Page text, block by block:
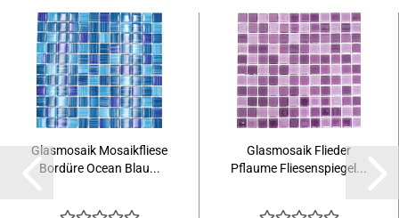
Glasmosaik Mosaikfliese
Bordüre Ocean Blau...
Glasmosaik Flieder
Pflaume Fliesenspiegel...